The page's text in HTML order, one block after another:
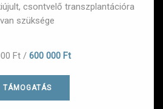
csontvelő transzplantációra
van szüksége
Ft / 600 000 Ft
TÁMOGATÁS